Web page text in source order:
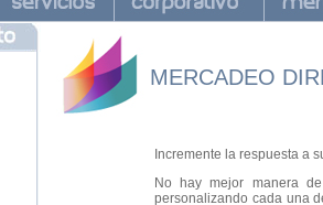
MERCADEO
Incremente la respuesta a
No hay mejor manera
personalizando cada una